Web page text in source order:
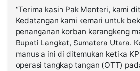
“Terima kasih Pak Menteri, kami
Kedatangan kami kemari untuk
penanganan korban kerangkeng
Bupati Langkat, Sumatera Utara.
manusia ini di ditemukan ketika
operasi tangkap tangan (OTT)